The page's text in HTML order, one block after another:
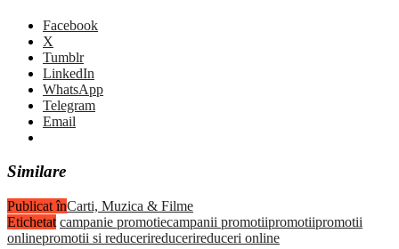
Facebook
X
Tumblr
LinkedIn
WhatsApp
Telegram
Email
Similare
Publicat înCarti, Muzica & Filme
Etichetat campanie promotiecampanii promotiipromotiipromotii
onlinepromotii si reducerireducerireduceri online